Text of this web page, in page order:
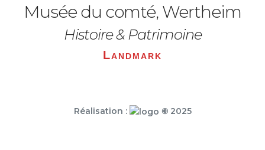
Musée du comté, Wertheim
Histoire & Patrimoine
Landmark
Réalisation : ©2025